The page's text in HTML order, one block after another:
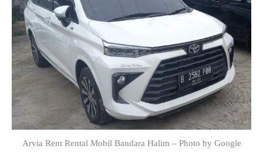
Arvia Rent Rental Mobil Bandara Halim – Photo by Google